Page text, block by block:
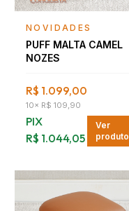
Falar com consultor
NOVIDADES
PUFF MALTA CAMEL
NOZES
R$ 1.099,00
10× R$ 109,90
PIX
R$ 1.044,05
Ver
produto